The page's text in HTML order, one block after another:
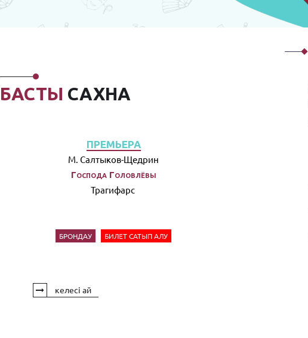
БАСТЫ САХНА
ПРЕМЬЕРА
М. Салтыков-Щедрин
Господа Головлёвы
Трагифарс
БРОНДАУ БИЛЕТ САТЫП АЛУ
келесі ай